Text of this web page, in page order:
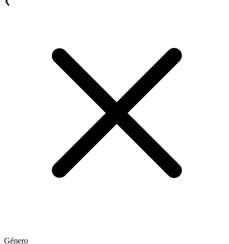
Género